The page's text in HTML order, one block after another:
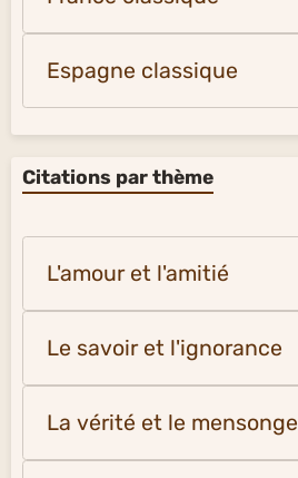
Espagne classique
Citations par thème
L'amour et l'amitié
Le savoir et l'ignorance
La vérité et le mensonge